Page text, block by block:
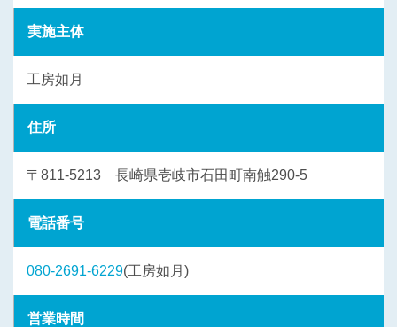
実施主体
工房如月
住所
〒811-5213 長崎県壱岐市石田町南触290-5
電話番号
080-2691-6229(工房如月)
営業時間